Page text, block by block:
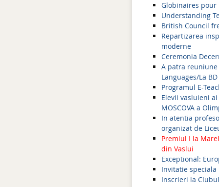
Globinaires pour
Understanding
British Council
Repartizarea
moderne
Ceremonia
A patra reuniune
Languages/La
Programul E-
Elevii vasluieni
MOSCOVA a
In atentia
organizat de
Premiul I la
din Vaslui
Exceptional:
Invitatie speciala
Inscrieri la